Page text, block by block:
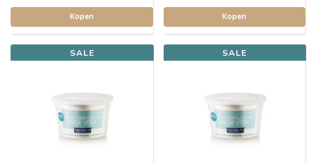
Kopen Kopen
SALE SALE